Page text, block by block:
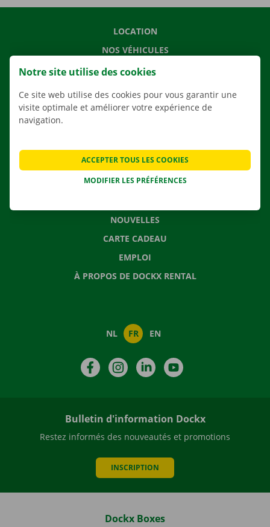
LOCATION
NOS VÉHICULES
NOS SERVICES
APPLI
CONTACTEZ NOUS
NOUVELLES
CARTE CADEAU
EMPLOI
À PROPOS DE DOCKX RENTAL
NL FR EN
FacebookInstagramLinkedIn
Bulletin d'information Dockx
Restez informés des nouveautés et promotions
INSCRIPTION
Dockx Boxes
Notre site utilise des cookies
Ce site web utilise des cookies pour vous garantir une
visite optimale et améliorer votre expérience de
navigation.
MODIFIER LES PRÉFÉRENCES
ACCEPTER TOUS LES COOKIES